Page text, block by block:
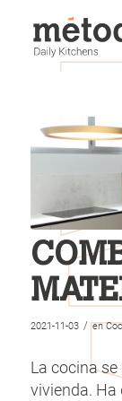
2021-11-03 / en
La cocina
vivienda. Ha